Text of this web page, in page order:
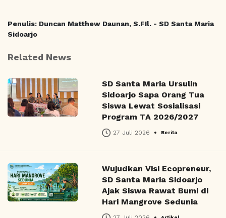
Penulis: Duncan Matthew Daunan, S.FIl. - SD Santa Maria
Sidoarjo
Related News
SD Santa Maria Ursulin
Sidoarjo Sapa Orang Tua
Siswa Lewat Sosialisasi
Program TA 2026/2027
27 Juli 2026 • Berita
Wujudkan Visi Ecopreneur,
SD Santa Maria Sidoarjo
Ajak Siswa Rawat Bumi di
Hari Mangrove Sedunia